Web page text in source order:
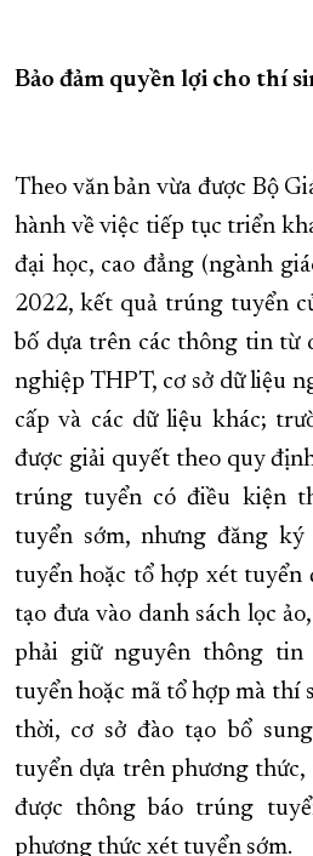
Bảo đảm quyền lợi cho thí
Theo văn bản vừa được Bộ
hành về việc tiếp tục triển
đại học, cao đẳng (ngành
2022, kết quả trúng tuyển
bố dựa trên các thông tin từ
nghiệp THPT, cơ sở dữ liệu
cấp và các dữ liệu khác;
được giải quyết theo quy
trúng tuyển có điều kiện
tuyển sớm, nhưng đăng
tuyển hoặc tổ hợp xét tuyển
tạo đưa vào danh sách lọc
phải giữ nguyên thông tin
tuyển hoặc mã tổ hợp mà thí
thời, cơ sở đào tạo bổ
tuyển dựa trên phương
được thông báo trúng
phương thức xét tuyển sớm.